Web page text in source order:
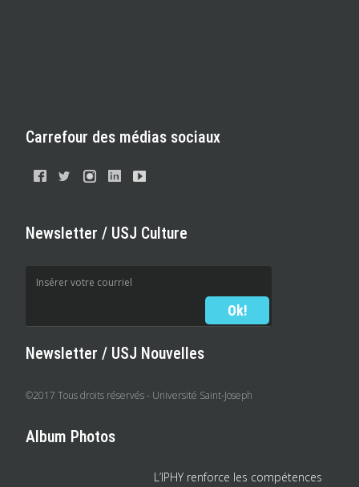
Carrefour des médias sociaux
Newsletter / USJ Culture
Newsletter / USJ Nouvelles
©2017 Tous droits réservés - Université Saint-Joseph
Album Photos
L’IPHY renforce les compétences